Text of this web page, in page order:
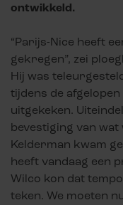
ontwikkeld.
“Parijs-Nice heeft
gekregen”, zei
Hij was
tijdens de
uitgekeken.
bevestiging van wat
Kelderman kwam
heeft vandaag een
Wilco kon dat
teken. We moeten